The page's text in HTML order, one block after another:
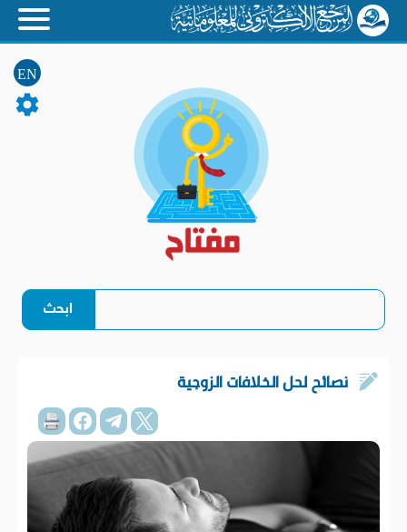
EN
نصائح لحل الخلافات الزوجية